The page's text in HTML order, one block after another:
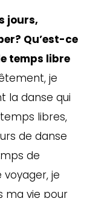
jours,
Qu’est-ce
temps libre
je
la danse qui
libres,
de danse
de
voyager, je
ma vie pour